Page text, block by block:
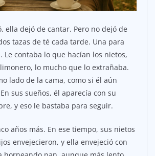
ella dejó de cantar. Pero no dejó de
tazas de té cada tarde. Una para
Le contaba lo que hacían los nietos,
lo mucho que lo extrañaba.
lado de la cama, como si él aún
sus sueños, él aparecía con su
y eso le bastaba para seguir.
años más. En ese tiempo, sus nietos
envejecieron, y ella envejeció con